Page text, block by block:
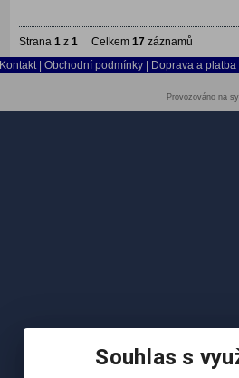
Strana 1 z 1 Celkem 17 záznamů
Kontakt
Obchodní podmínky Doprava a platba
Provozováno na
Souhlas s